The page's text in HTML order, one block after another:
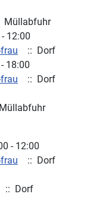
Müllabfuhr
12:00
:: Dorf
18:00
:: Dorf
- 12:00
:: Dorf
:: Dorf